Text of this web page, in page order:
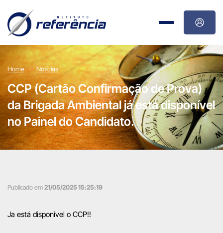
Home Notícias
CCP (Cartão Confirmação de Prova)
da Brigada Ambiental já está disponível
no Painel do Candidato.
Publicado em 21/05/2025 15:25:19
Ja está disponivel o CCP!!